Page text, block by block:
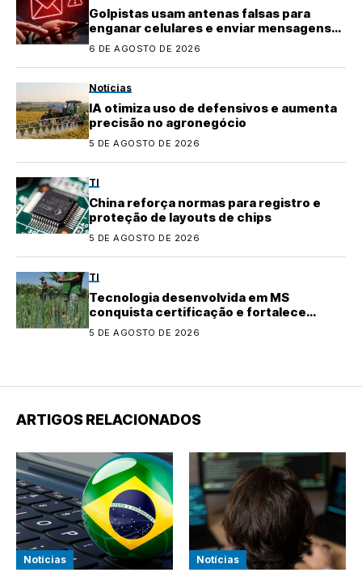
Golpistas usam antenas falsas para
enganar celulares e enviar mensagens
fraudulentas
6 DE AGOSTO DE 2026
Notícias
IA otimiza uso de defensivos e aumenta
precisão no agronegócio
5 DE AGOSTO DE 2026
TI
China reforça normas para registro e
proteção de layouts de chips
5 DE AGOSTO DE 2026
TI
Tecnologia desenvolvida em MS
conquista certificação e fortalece
5 DE AGOSTO DE 2026
ARTIGOS RELACIONADOS
Notícias Notícias